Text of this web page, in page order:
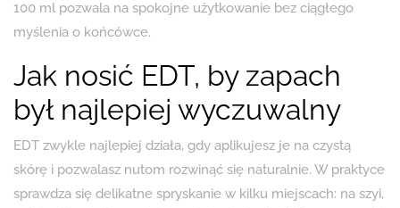
100 ml pozwala na spokojne użytkowanie bez ciągłego
myślenia o końcówce.
Jak nosić EDT, by zapach
był najlepiej wyczuwalny
EDT zwykle najlepiej działa, gdy aplikujesz je na czystą
skórę i pozwalasz nutom rozwinąć się naturalnie. W praktyce
sprawdza się delikatne spryskanie w kilku miejscach: na szyi,